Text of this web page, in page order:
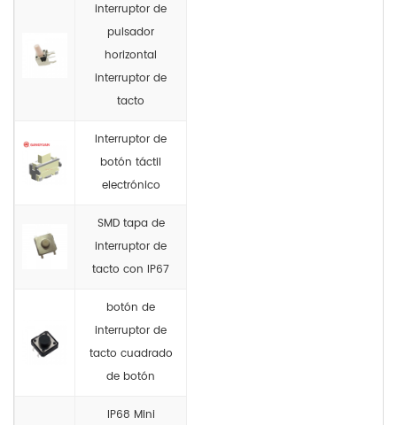
interruptor de
pulsador
horizontal
interruptor de
tacto
Interruptor de
botón táctil
electrónico
SMD tapa de
interruptor de
tacto con IP67
botón de
interruptor de
tacto cuadrado
de botón
IP68 Mini